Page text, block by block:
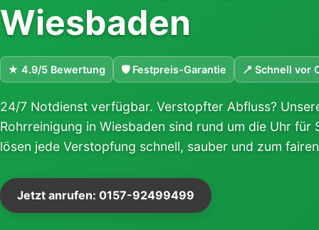
Wiesbaden
★ 4.9/5 Bewertung 🛡 Festpreis-Garantie 📍 Schnell vor
24/7 Notdienst verfügbar. Verstopfter Abfluss?
Rohrreinigung in Wiesbaden sind rund um die Uhr für
lösen jede Verstopfung schnell, sauber und zum
Jetzt anrufen: 0157-92499499